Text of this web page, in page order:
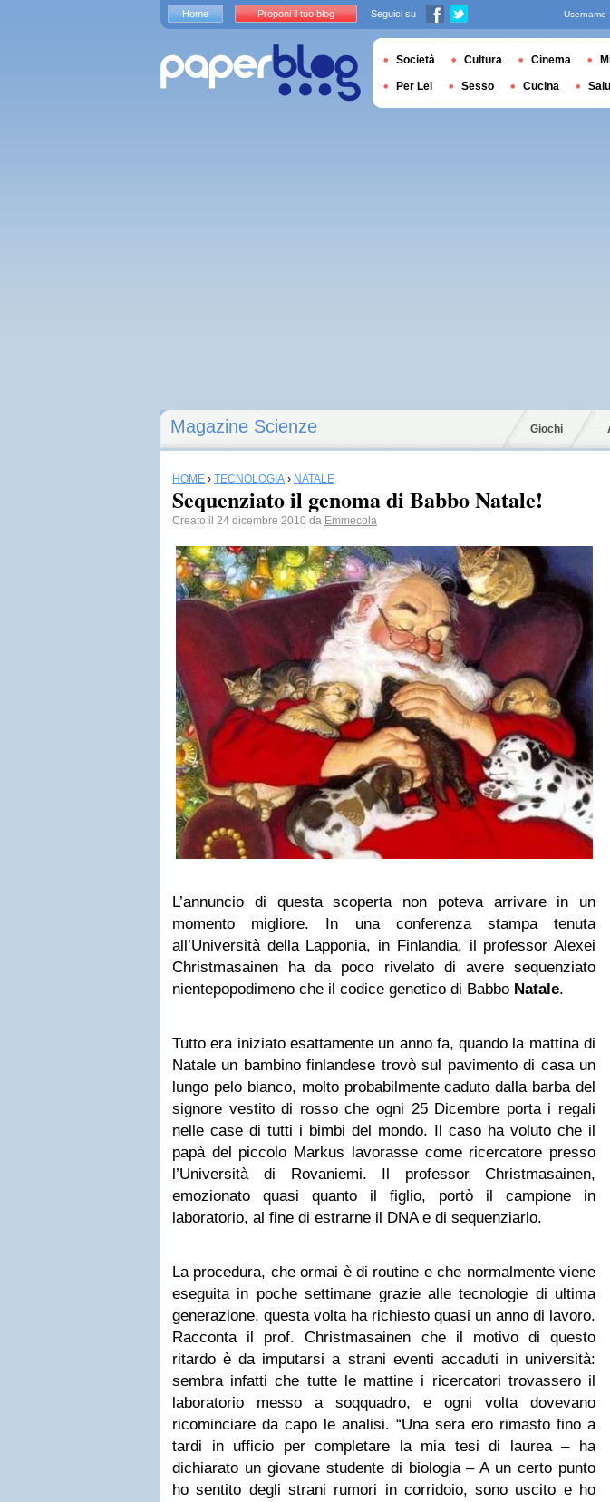
Magazine Scienze Giochi
HOME › TECNOLOGIA › NATALE
Sequenziato il genoma di Babbo Natale!
Creato il 24 dicembre 2010 da Emmecola
L’annuncio di questa scoperta non poteva arrivare in un
momento migliore. In una conferenza stampa tenuta
all’Università della Lapponia, in Finlandia, il professor Alexei
Christmasainen ha da poco rivelato di avere sequenziato
nientepopodimeno che il codice genetico di Babbo Natale.
Tutto era iniziato esattamente un anno fa, quando la mattina di
Natale un bambino finlandese trovò sul pavimento di casa un
lungo pelo bianco, molto probabilmente caduto dalla barba del
signore vestito di rosso che ogni 25 Dicembre porta i regali
nelle case di tutti i bimbi del mondo. Il caso ha voluto che il
papà del piccolo Markus lavorasse come ricercatore presso
l’Università di Rovaniemi. Il professor Christmasainen,
emozionato quasi quanto il figlio, portò il campione in
laboratorio, al fine di estrarne il DNA e di sequenziarlo.
La procedura, che ormai è di routine e che normalmente viene
eseguita in poche settimane grazie alle tecnologie di ultima
generazione, questa volta ha richiesto quasi un anno di lavoro.
Racconta il prof. Christmasainen che il motivo di questo
ritardo è da imputarsi a strani eventi accaduti in università:
sembra infatti che tutte le mattine i ricercatori trovassero il
laboratorio messo a soqquadro, e ogni volta dovevano
ricominciare da capo le analisi. “Una sera ero rimasto fino a
tardi in ufficio per completare la mia tesi di laurea – ha
dichiarato un giovane studente di biologia – A un certo punto
ho sentito degli strani rumori in corridoio, sono uscito e ho
Home Proponi il tuo blog Seguici su Username
Società Cultura Cinema
Per Lei Sesso Cucina